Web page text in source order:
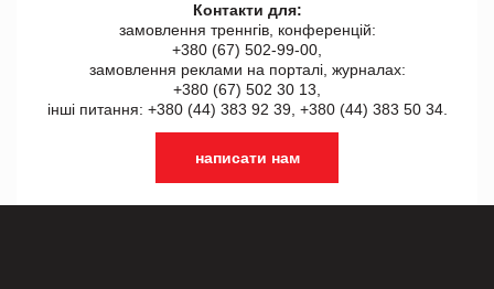
Контакти для:
замовлення треннгів, конференцій:
+380 (67) 502-99-00,
замовлення реклами на порталі, журналах:
+380 (67) 502 30 13,
інші питання: +380 (44) 383 92 39, +380 (44) 383 50 34.
написати нам